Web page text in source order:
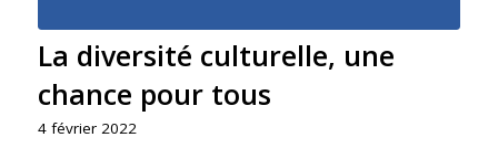
La diversité culturelle, une
chance pour tous
4 février 2022